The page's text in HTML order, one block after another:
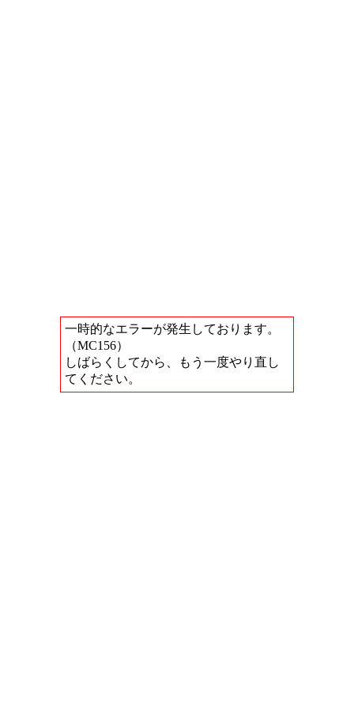
一時的なエラーが発生しております。
（MC156）
しばらくしてから、もう一度やり直し
てください。